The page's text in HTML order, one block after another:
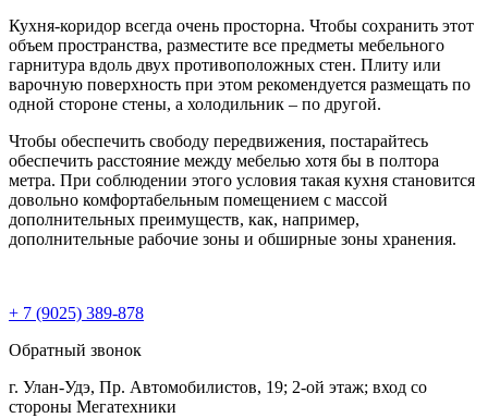
Кухня-коридор всегда очень просторна. Чтобы сохранить этот
объем пространства, разместите все предметы мебельного
гарнитура вдоль двух противоположных стен. Плиту или
варочную поверхность при этом рекомендуется размещать по
одной стороне стены, а холодильник – по другой.
Чтобы обеспечить свободу передвижения, постарайтесь
обеспечить расстояние между мебелью хотя бы в полтора
метра. При соблюдении этого условия такая кухня становится
довольно комфортабельным помещением с массой
дополнительных преимуществ, как, например,
дополнительные рабочие зоны и обширные зоны хранения.
+ 7 (9025) 389-878
Обратный звонок
г. Улан-Удэ, Пр. Автомобилистов, 19; 2-ой этаж; вход со
стороны Мегатехники